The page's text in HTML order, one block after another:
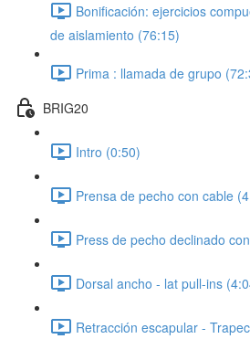
Bonificación: ejercicios
de aislamiento (76:15)
Prima : llamada de grupo
BRIG20
Intro (0:50)
Prensa de pecho con cable
Press de pecho declinado
Dorsal ancho - lat pull-ins
Retracción escapular -